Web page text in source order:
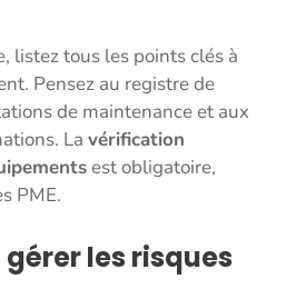
listez tous les points clés à
Pensez au registre de
de maintenance et aux
La vérification
est obligatoire,
PME.
les risques